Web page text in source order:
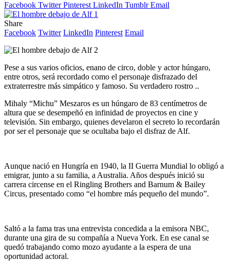
Facebook Twitter Pinterest LinkedIn Tumblr Email
Share
Facebook Twitter LinkedIn Pinterest Email
Pese a sus varios oficios, enano de circo, doble y actor húngaro,
entre otros, será recordado como el personaje disfrazado del
extraterrestre más simpático y famoso. Su verdadero rostro ..
Mihaly “Michu” Meszaros es un húngaro de 83 centímetros de
altura que se desempeñó en infinidad de proyectos en cine y
televisión. Sin embargo, quienes develaron el secreto lo recordarán
por ser el personaje que se ocultaba bajo el disfraz de Alf.
Aunque nació en Hungría en 1940, la II Guerra Mundial lo obligó a
emigrar, junto a su familia, a Australia. Años después inició su
carrera circense en el Ringling Brothers and Barnum & Bailey
Circus, presentado como “el hombre más pequeño del mundo”.
Saltó a la fama tras una entrevista concedida a la emisora NBC,
durante una gira de su compañía a Nueva York. En ese canal se
quedó trabajando como mozo ayudante a la espera de una
oportunidad actoral.